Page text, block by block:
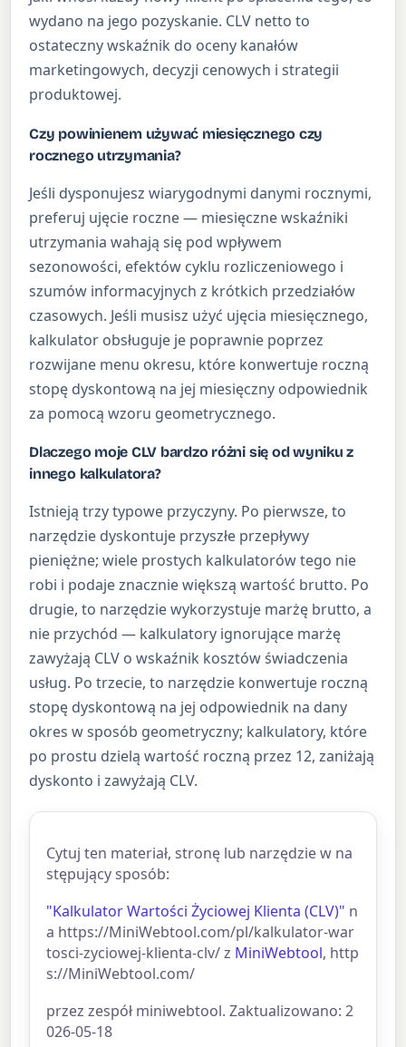
wydano na jego pozyskanie. CLV netto to
ostateczny wskaźnik do oceny kanałów
marketingowych, decyzji cenowych i strategii
produktowej.
Czy powinienem używać miesięcznego czy
rocznego utrzymania?
Jeśli dysponujesz wiarygodnymi danymi rocznymi,
preferuj ujęcie roczne — miesięczne wskaźniki
utrzymania wahają się pod wpływem
sezonowości, efektów cyklu rozliczeniowego i
szumów informacyjnych z krótkich przedziałów
czasowych. Jeśli musisz użyć ujęcia miesięcznego,
kalkulator obsługuje je poprawnie poprzez
rozwijane menu okresu, które konwertuje roczną
stopę dyskontową na jej miesięczny odpowiednik
za pomocą wzoru geometrycznego.
Dlaczego moje CLV bardzo różni się od wyniku z
innego kalkulatora?
Istnieją trzy typowe przyczyny. Po pierwsze, to
narzędzie dyskontuje przyszłe przepływy
pieniężne; wiele prostych kalkulatorów tego nie
robi i podaje znacznie większą wartość brutto. Po
drugie, to narzędzie wykorzystuje marżę brutto, a
nie przychód — kalkulatory ignorujące marżę
zawyżają CLV o wskaźnik kosztów świadczenia
usług. Po trzecie, to narzędzie konwertuje roczną
stopę dyskontową na jej odpowiednik na dany
okres w sposób geometryczny; kalkulatory, które
po prostu dzielą wartość roczną przez 12, zaniżają
dyskonto i zawyżają CLV.
Cytuj ten materiał, stronę lub narzędzie w na
stępujący sposób:
"Kalkulator Wartości Życiowej Klienta (CLV)" n
a https://MiniWebtool.com/pl/kalkulator-war
tosci-zyciowej-klienta-clv/ z MiniWebtool, http
s://MiniWebtool.com/
przez zespół miniwebtool. Zaktualizowano: 2
026-05-18